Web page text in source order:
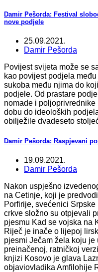
Damir Pešorda: Festival
nove podjele
25.09.2021.
Damir Pešorda
Povijest svijeta može se
kao povijest podjela
sukoba među njima do
podjele. Od prastare
nomade i poljoprivrednike
dobu do ideoloških
obilježile dvadeseto
Damir Pešorda: Raspjevani
19.09.2021.
Damir Pešorda
Nakon uspješno
na Cetinje, koji je
Porfirije, svećenici
crkve složno su otpjevali
pjesmu Kad se vojska na
Riječ je inače o lijepoj
pjesmi Ječam žela koju je
preinačenoj, ratničkoj
knjizi Kosovo je glava
objaviovladika Amfilohije